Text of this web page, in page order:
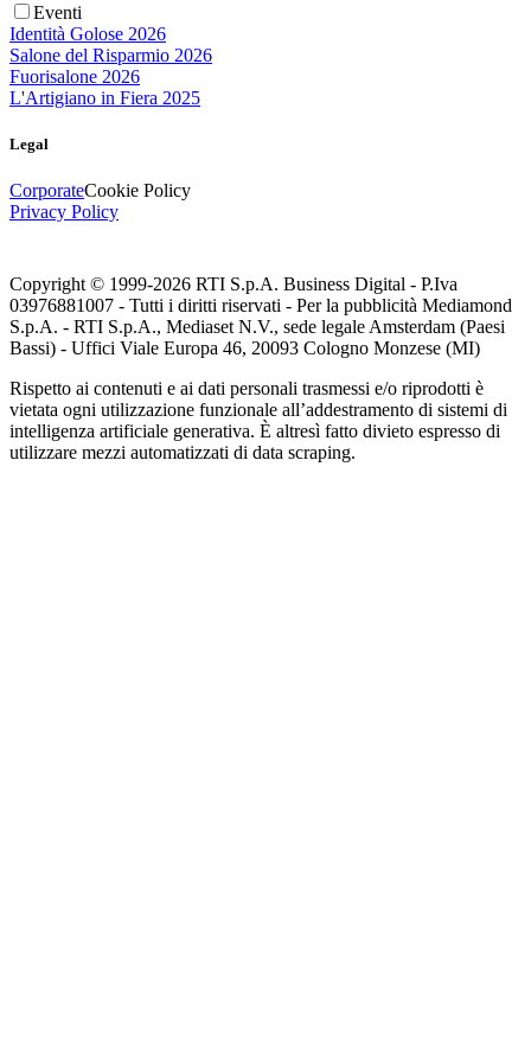
Eventi
Identità Golose 2026
Salone del Risparmio 2026
Fuorisalone 2026
L'Artigiano in Fiera 2025
Legal
CorporateCookie Policy
Privacy Policy
Copyright © 1999-2026 RTI S.p.A. Business Digital - P.Iva
03976881007 - Tutti i diritti riservati - Per la pubblicità Mediamond
S.p.A. - RTI S.p.A., Mediaset N.V., sede legale Amsterdam (Paesi
Bassi) - Uffici Viale Europa 46, 20093 Cologno Monzese (MI)
Rispetto ai contenuti e ai dati personali trasmessi e/o riprodotti è
vietata ogni utilizzazione funzionale all’addestramento di sistemi di
intelligenza artificiale generativa. È altresì fatto divieto espresso di
utilizzare mezzi automatizzati di data scraping.